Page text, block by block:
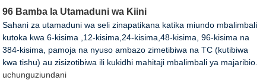
96 Bamba la Utamaduni wa Kiini
Sahani za utamaduni wa seli zinapatikana katika miundo mbalimbali
kutoka kwa 6-kisima ,12-kisima,24-kisima,48-kisima, 96-kisima na
384-kisima, pamoja na nyuso ambazo zimetibiwa na TC (kutibiwa
kwa tishu) au zisizotibiwa ili kukidhi mahitaji mbalimbali ya majaribio.
uchunguziundani